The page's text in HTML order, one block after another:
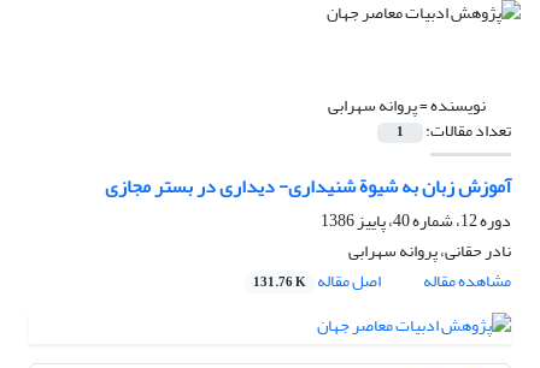
نویسنده =پروانه سهرابی
تعداد مقالات: 1
آموزش زبان به شیوة شنیداری- دیداری در بستر مجازی
دوره 12، شماره 40، پاییز 1386
نادر حقانی، پروانه سهرابی
مشاهده مقاله
اصل مقاله 131.76 K